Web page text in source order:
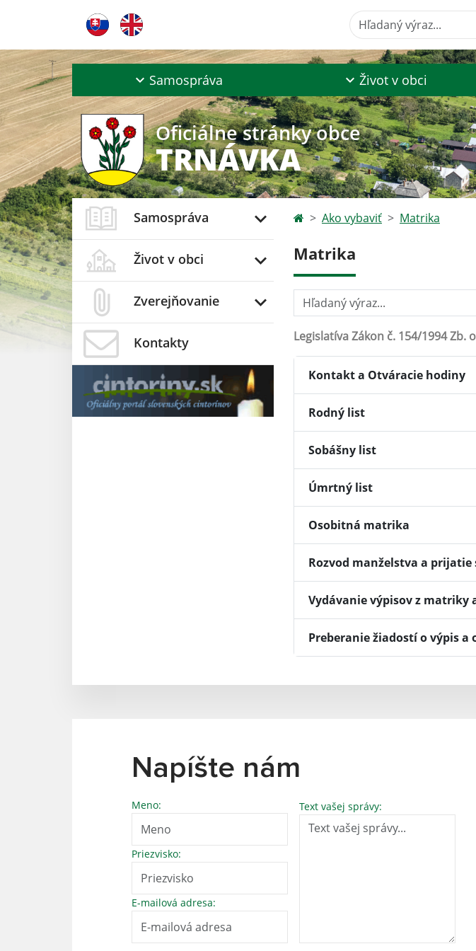
Hľadaný výraz...
Samospráva Život v obci
Oficiálne stránky obce
TRNÁVKA
Samospráva
Život v obci
Zverejňovanie
Kontakty
Ako vybaviť Matrika
Matrika
Hľadaný výraz...
Legislatíva Zákon č. 154/1994 Zb.
Kontakt a Otváracie hodiny
Rodný list
Sobášny list
Úmrtný list
Osobitná matrika
Rozvod manželstva a
Vydávanie výpisov z matriky
Preberanie žiadostí o výpis a
Napíšte nám
Meno:
Priezvisko:
E-mailová adresa:
Text vašej správy: